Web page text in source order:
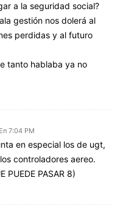
a la seguridad social?
gestión nos dolerá al
perdidas y al futuro
tanto hablaba ya no
7:04 PM
en especial los de ugt,
controladores aereo.
PUEDE PASAR 8)